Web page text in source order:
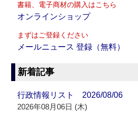
書籍、電子商材の購入はこちら
オンラインショップ
まずはご登録ください
メールニュース 登録（無料）
新着記事
行政情報リスト 2026/08/06
2026年08月06日 (木)